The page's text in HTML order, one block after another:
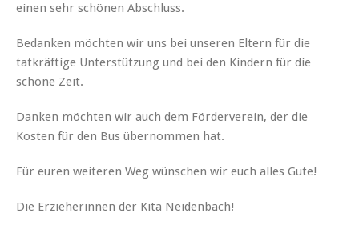
einen sehr schönen Abschluss.
Bedanken möchten wir uns bei unseren Eltern für die
tatkräftige Unterstützung und bei den Kindern für die
schöne Zeit.
Danken möchten wir auch dem Förderverein, der die
Kosten für den Bus übernommen hat.
Für euren weiteren Weg wünschen wir euch alles Gute!
Die Erzieherinnen der Kita Neidenbach!